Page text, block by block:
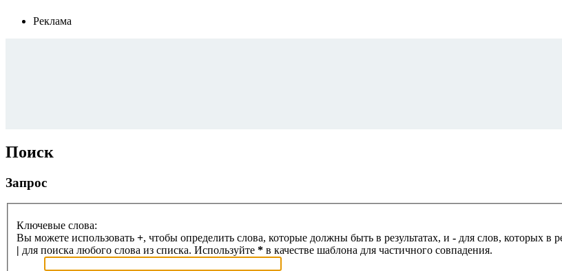
Реклама
Поиск
Запрос
Ключевые слова:
Вы можете использовать +, чтобы определить слова, которые должны быть в результатах, и - для слов, которых в
| для поиска любого слова из списка. Используйте * в качестве шаблона для частичного совпадения.